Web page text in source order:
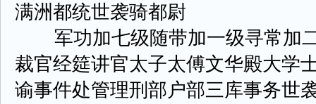
满洲都统世袭骑都尉
军功加七级随带加一级寻常加
裁官经筵讲官太子太傅文华殿大学
谕事件处管理刑部户部三库事务世